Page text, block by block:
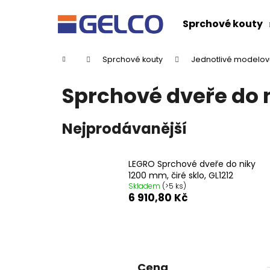
Sprchové kouty
Domů Sprchové kouty Jednotlivé
Sprchové dveře do
Nejprodávanější
LEGRO Sprchové dveře do niky
1200 mm, čiré sklo, GL1212
Skladem (>5 ks)
6 910,80 Kč
DRAGON SPRCHOVÉ DVEŘE DO NIKY